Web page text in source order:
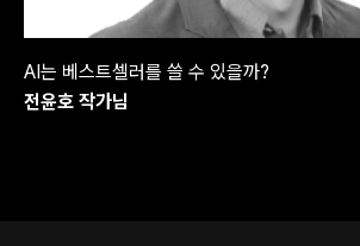
AI는 베스트셀러를 쓸 수 있을까?
전윤호 작가님